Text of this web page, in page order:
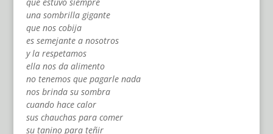
que estuvo siempre
una sombrilla gigante
que nos cobija
es semejante a nosotros
y la respetamos
ella nos da alimento
no tenemos que pagarle nada
nos brinda su sombra
cuando hace calor
sus chauchas para comer
su tanino para teñir